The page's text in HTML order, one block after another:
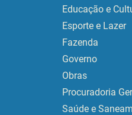
Educação e
Esporte e Lazer
Fazenda
Governo
Obras
Procuradoria
Saúde e